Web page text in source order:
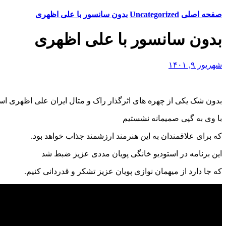
صفحه اصلی Uncategorized بدون سانسور با علی اظهری
بدون سانسور با علی اظهری
شهریور ۹, ۱۴۰۱
بدون شک یکی از چهره های اثرگذار راک و متال ایران علی اظهری
با وی به گپی صمیمانه نشستیم
که برای علاقمندان به این هنرمند ارزشمند جذاب خواهد بود.
این برنامه در استودیو خانگی پویان مددی عزیز ضبط شد
که جا دارد از میهمان نوازی پویان عزیز تشکر و قدردانی کنیم.